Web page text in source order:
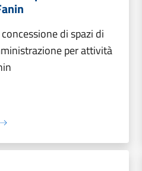
di spazi di
per attività